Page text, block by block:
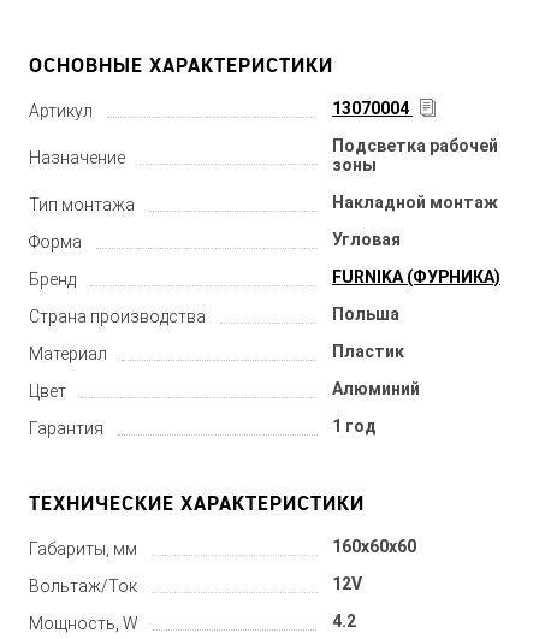
ОСНОВНЫЕ ХАРАКТЕРИСТИКИ
Артикул 13070004
Назначение
Подсветка рабочей
зоны
Тип монтажа Накладной монтаж
Форма Угловая
Бренд FURNIKA (ФУРНИКА)
Страна производства Польша
Материал Пластик
Цвет Алюминий
Гарантия 1 год
ТЕХНИЧЕСКИЕ ХАРАКТЕРИСТИКИ
Габариты, мм 160x60x60
Вольтаж/Ток 12V
Мощность, W 4.2